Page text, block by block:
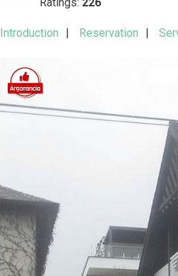
Introduction Reservation